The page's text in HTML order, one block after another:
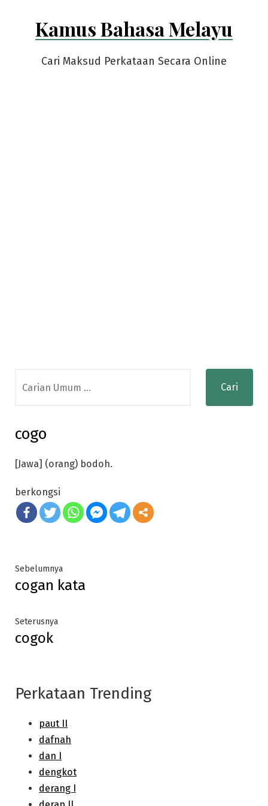
Kamus Bahasa Melayu
Cari Maksud Perkataan Secara Online
for:
cogo
[Jawa] (orang) bodoh.
berkongsi
Post
navigation
SebelumnyaPrevious
post:
cogan kata
SeterusnyaNext
cogok
Perkataan Trending